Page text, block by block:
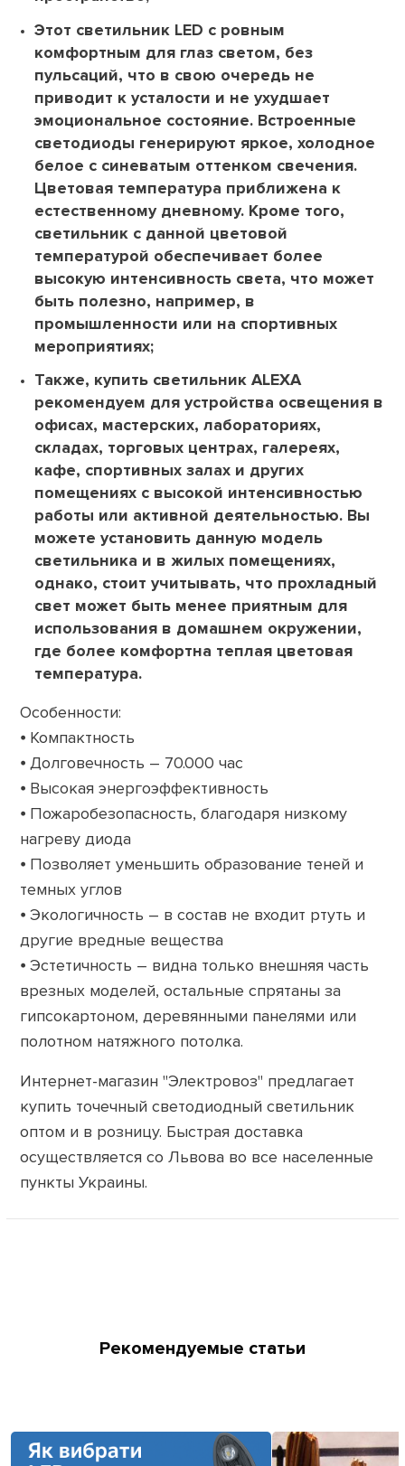
Этот светильник LED с ровным
комфортным для глаз светом, без
пульсаций, что в свою очередь не
приводит к усталости и не ухудшает
эмоциональное состояние. Встроенные
светодиоды генерируют яркое, холодное
белое с синеватым оттенком свечения.
Цветовая температура приближена к
естественному дневному. Кроме того,
светильник с данной цветовой
температурой обеспечивает более
высокую интенсивность света, что может
быть полезно, например, в
промышленности или на спортивных
мероприятиях;
Также, купить светильник ALEXA
рекомендуем для устройства освещения в
офисах, мастерских, лабораториях,
складах, торговых центрах, галереях,
кафе, спортивных залах и других
помещениях с высокой интенсивностью
работы или активной деятельностью. Вы
можете установить данную модель
светильника и в жилых помещениях,
однако, стоит учитывать, что прохладный
свет может быть менее приятным для
использования в домашнем окружении,
где более комфортна теплая цветовая
температура.
Особенности:
⦁ Компактность
⦁ Долговечность – 70.000 час
⦁ Высокая энергоэффективность
⦁ Пожаробезопасность, благодаря низкому
нагреву диода
⦁ Позволяет уменьшить образование теней и
темных углов
⦁ Экологичность – в состав не входит ртуть и
другие вредные вещества
⦁ Эстетичность – видна только внешняя часть
врезных моделей, остальные спрятаны за
гипсокартоном, деревянными панелями или
полотном натяжного потолка.
Интернет-магазин "Электровоз" предлагает
купить точечный светодиодный светильник
оптом и в розницу. Быстрая доставка
осуществляется со Львова во все населенные
пункты Украины.
Рекомендуемые статьи